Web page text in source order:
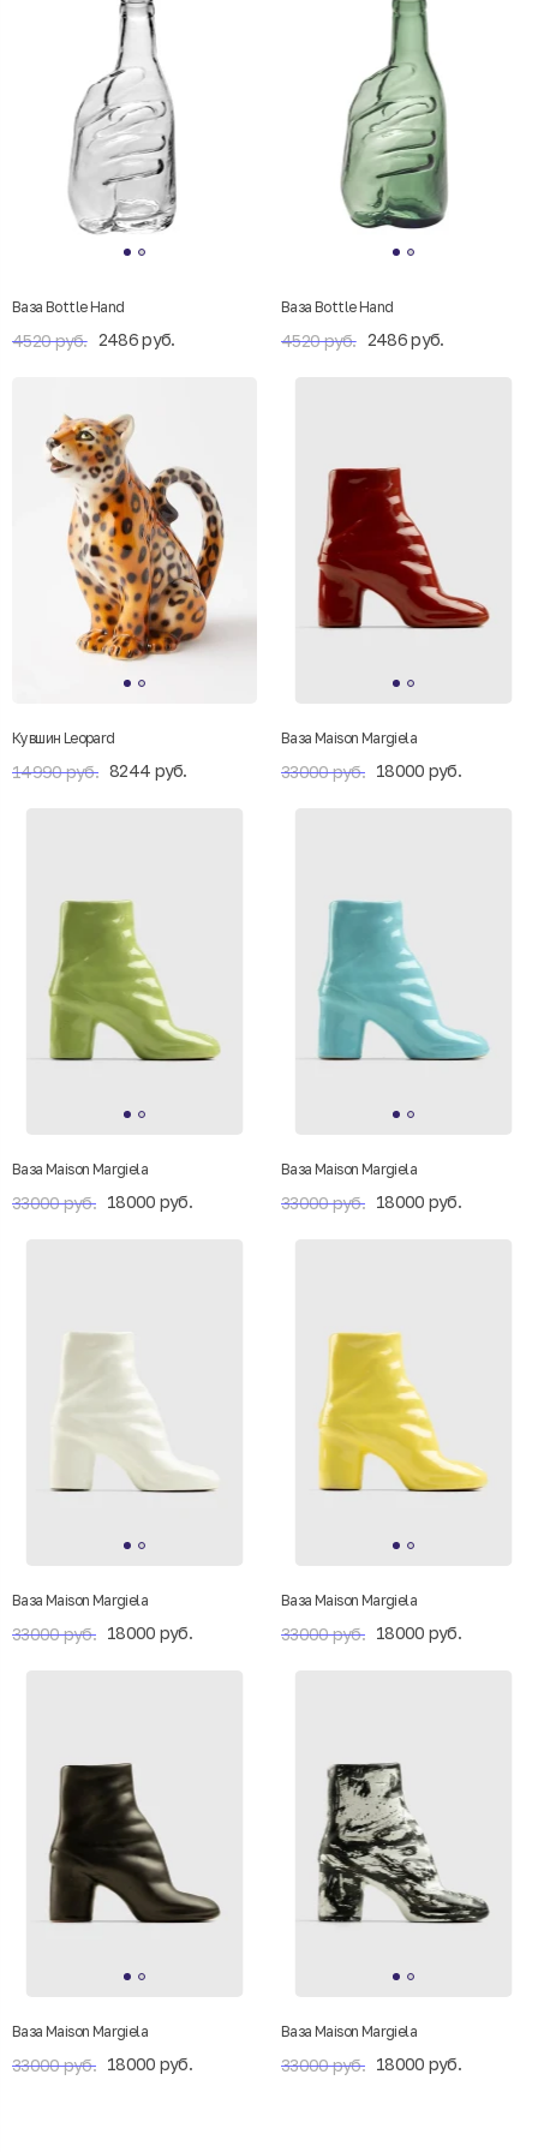
Ваза Bottle Hand
4520 руб. 2486 руб.
Ваза Bottle Hand
4520 руб. 2486 руб.
Кувшин Leopard
14990 руб. 8244 руб.
Ваза Maison Margiela
33000 руб. 18000 руб.
Ваза Maison Margiela
33000 руб. 18000 руб.
Ваза Maison Margiela
33000 руб. 18000 руб.
Ваза Maison Margiela
33000 руб. 18000 руб.
Ваза Maison Margiela
33000 руб. 18000 руб.
Ваза Maison Margiela
33000 руб. 18000 руб.
Ваза Maison Margiela
33000 руб. 18000 руб.